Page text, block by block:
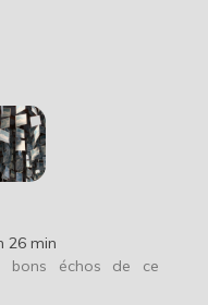
26 min
bons échos de ce